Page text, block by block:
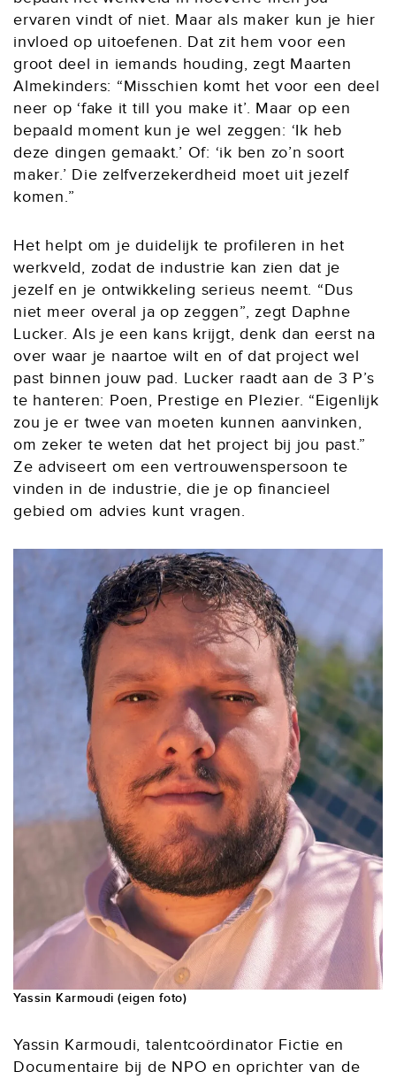
ervaren vindt of niet. Maar als maker kun je hier
invloed op uitoefenen. Dat zit hem voor een
groot deel in iemands houding, zegt Maarten
Almekinders: “Misschien komt het voor een deel
neer op ‘fake it till you make it’. Maar op een
bepaald moment kun je wel zeggen: ‘Ik heb
deze dingen gemaakt.’ Of: ‘ik ben zo’n soort
maker.’ Die zelfverzekerdheid moet uit jezelf
komen.”
Het helpt om je duidelijk te profileren in het
werkveld, zodat de industrie kan zien dat je
jezelf en je ontwikkeling serieus neemt. “Dus
niet meer overal ja op zeggen”, zegt Daphne
Lucker. Als je een kans krijgt, denk dan eerst na
over waar je naartoe wilt en of dat project wel
past binnen jouw pad. Lucker raadt aan de 3 P’s
te hanteren: Poen, Prestige en Plezier. “Eigenlijk
zou je er twee van moeten kunnen aanvinken,
om zeker te weten dat het project bij jou past.”
Ze adviseert om een vertrouwenspersoon te
vinden in de industrie, die je op financieel
gebied om advies kunt vragen.
Yassin Karmoudi (eigen foto)
Yassin Karmoudi, talentcoördinator Fictie en
Documentaire bij de NPO en oprichter van de